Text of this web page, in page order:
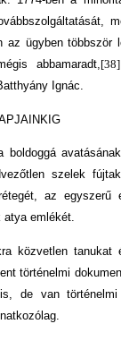
az ügyben
abbamaradt,[38]
Ignác.
boldoggá
szelek
az egyszerű
atya emlékét.
közvetlen tanukat
történelmi
de van